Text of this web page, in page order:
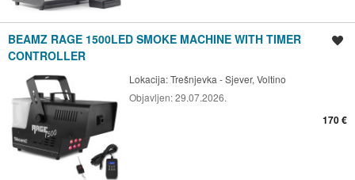
BEAMZ RAGE 1500LED SMOKE MACHINE WITH TIMER
CONTROLLER
Lokacija:Trešnjevka - Sjever, Voltino
Objavljen:29.07.2026.
170 €